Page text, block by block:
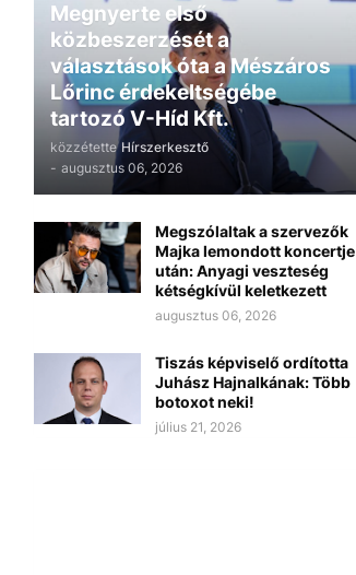
Megnyerte első
közbeszerzését a
választások óta a Mészáros
Lőrinc érdekeltségébe
tartozó V-Híd Kft.
közzétette Hírszerkesztő
- augusztus 06, 2026
Megszólaltak a szervezők
Majka lemondott koncertje
után: Anyagi veszteség
kétségkívül keletkezett
augusztus 06, 2026
Tiszás képviselő ordította
Juhász Hajnalkának: Több
botoxot neki!
július 21, 2026